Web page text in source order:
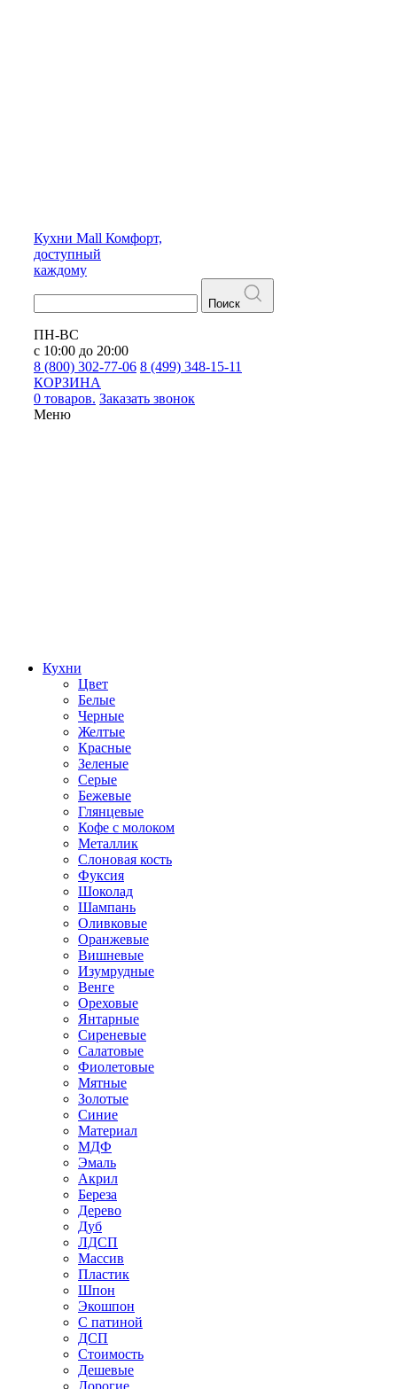
Кухни Mall Комфорт,
доступный
каждому
Поиск
ПН-ВС
с 10:00 до 20:00
8 (800) 302-77-06 8 (499) 348-15-11
КОРЗИНА
0 товаров. Заказать звонок
Меню
Кухни
Цвет
Белые
Черные
Желтые
Красные
Зеленые
Серые
Бежевые
Глянцевые
Кофе с молоком
Металлик
Слоновая кость
Фуксия
Шоколад
Шампань
Оливковые
Оранжевые
Вишневые
Изумрудные
Венге
Ореховые
Янтарные
Сиреневые
Салатовые
Фиолетовые
Мятные
Золотые
Синие
Материал
МДФ
Эмаль
Акрил
Береза
Дерево
Дуб
ЛДСП
Массив
Пластик
Шпон
Экошпон
С патиной
ДСП
Стоимость
Дешевые
Дорогие